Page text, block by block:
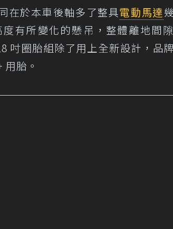
在於本車後軸多了整具電動馬達
有所變化的懸吊，整體離地間
吋圈胎組除了用上全新設計，品
胎。